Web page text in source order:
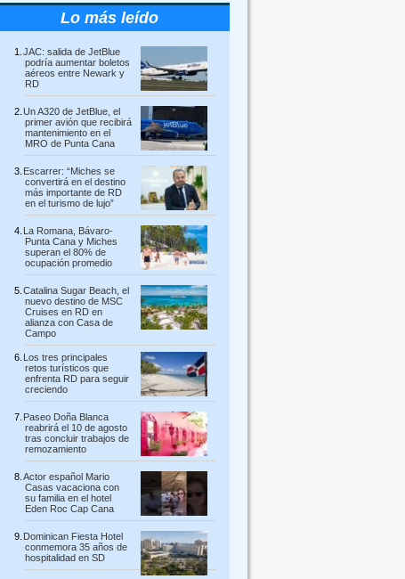
Lo más leído
JAC: salida de JetBlue
podría aumentar boletos
aéreos entre Newark y
RD
Un A320 de JetBlue, el
primer avión que recibirá
mantenimiento en el
MRO de Punta Cana
Escarrer: “Miches se
convertirá en el destino
más importante de RD
en el turismo de lujo”
La Romana, Bávaro-
Punta Cana y Miches
superan el 80% de
ocupación promedio
Catalina Sugar Beach, el
nuevo destino de MSC
Cruises en RD en
alianza con Casa de
Campo
Los tres principales
retos turísticos que
enfrenta RD para seguir
creciendo
Paseo Doña Blanca
reabrirá el 10 de agosto
tras concluir trabajos de
remozamiento
Actor español Mario
Casas vacaciona con
su familia en el hotel
Eden Roc Cap Cana
Dominican Fiesta Hotel
conmemora 35 años de
hospitalidad en SD